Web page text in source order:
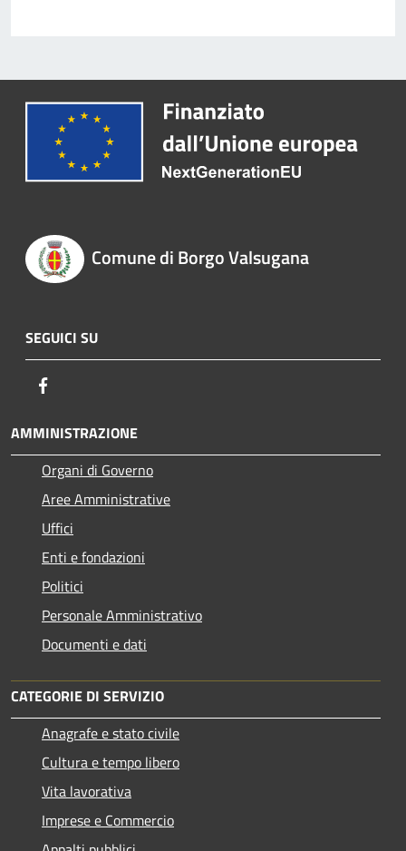
Comune di Borgo Valsugana
SEGUICI SU
AMMINISTRAZIONE
Organi di Governo
Aree Amministrative
Uffici
Enti e fondazioni
Politici
Personale Amministrativo
Documenti e dati
CATEGORIE DI SERVIZIO
Anagrafe e stato civile
Cultura e tempo libero
Vita lavorativa
Imprese e Commercio